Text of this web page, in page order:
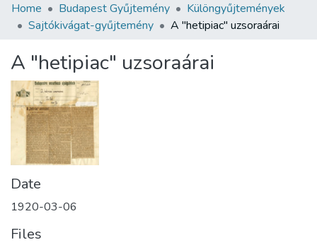
Communities & Collections
Statistics
About us
Home Budapest Gyűjtemény
Különgyűjtemények
Sajtókivágat-gyűjtemény
A "hetipiac" uzsoraárai
A "hetipiac" uzsoraárai
Date
1920-03-06
Files